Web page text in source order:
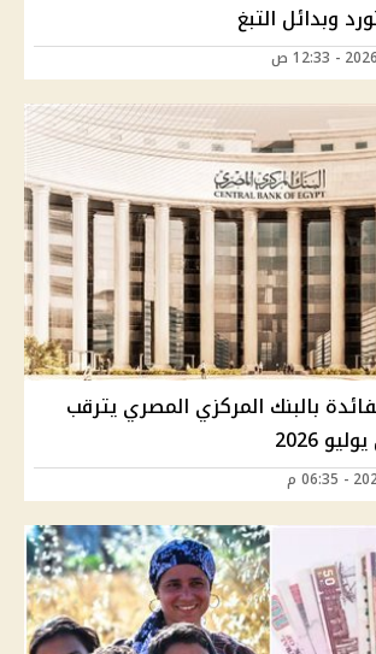
وبدائل التبغ
بالبنك المركزي المصري يترقب
2026